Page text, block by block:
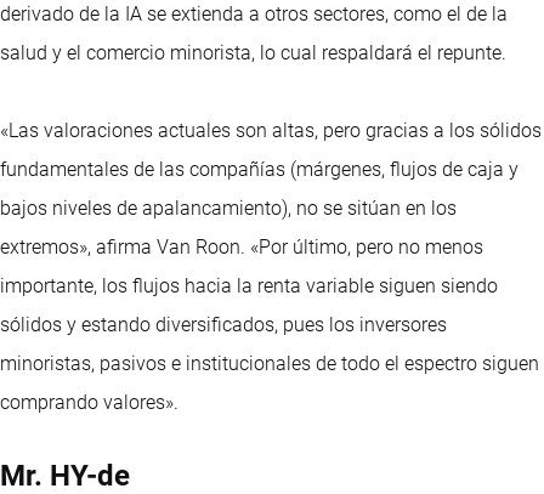
derivado de la IA se extienda a otros sectores, como el de la
salud y el comercio minorista, lo cual respaldará el repunte.
«Las valoraciones actuales son altas, pero gracias a los sólidos
fundamentales de las compañías (márgenes, flujos de caja y
bajos niveles de apalancamiento), no se sitúan en los
extremos», afirma Van Roon. «Por último, pero no menos
importante, los flujos hacia la renta variable siguen siendo
sólidos y estando diversificados, pues los inversores
minoristas, pasivos e institucionales de todo el espectro siguen
comprando valores».
Mr. HY-de